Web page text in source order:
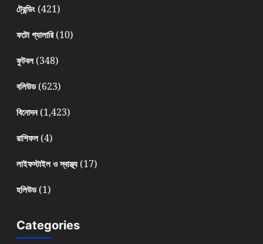
ট্রেন্ডিং(421)
ফটো গ্যালারি(10)
ফুটবল(348)
বলিউড(623)
বিনোদন(1,423)
রাশিফল(4)
লাইফস্টাইল ও স্বাস্থ্য(17)
হলিউড(1)
Categories